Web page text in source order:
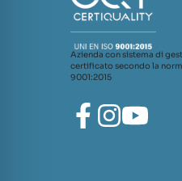
Azienda con sistema di
certificato secondo la
9001:2015